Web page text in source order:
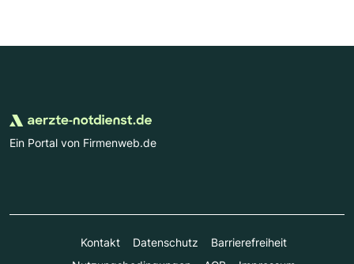
Ein Portal von Firmenweb.de
Kontakt Datenschutz
Barrierefreiheit